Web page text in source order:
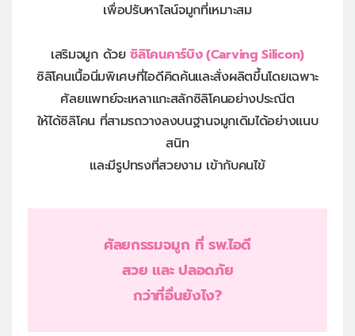
เพื่อปรับหาไลน์จมูกที่เหมาะสม
เสริมจมูก ด้วยซิลิโคนคาร์บิง (Carving Silicon)
ซิลิโคนเนื้อนิ่มพิเศษที่ไอดีคิดค้นและสั่งผลิตขึ้นโดยเฉพาะ
ศัลยแพทย์จะเหลาแกะสลักซิลิโคนอย่างประณีต
ให้ได้ซิลิโคน ที่สามรถวางลงบนฐานจมูกเดิมได้อย่างแนบ
สนิท
และมีรูปทรงที่สวยงาม เข้ากับคนไข้
ศัลยกรรมจมูก ที่ รพ.ไอดี
สวย และ ปลอดภัย
กว่าที่อื่นยังไง?